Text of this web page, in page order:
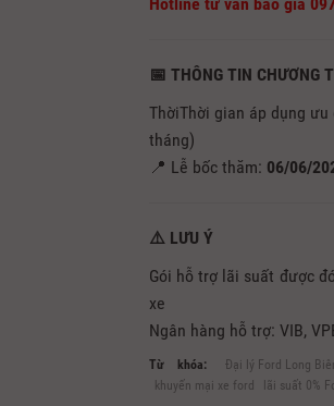
📅 THÔNG TIN CHƯƠNG
ThờiThời gian áp dụng ưu
tháng)
📍 Lễ bốc thăm: 06/06/
⚠️ LƯU Ý
Gói hỗ trợ lãi suất được
xe
Ngân hàng hỗ trợ: VIB,
Từ khóa: Đại lý Ford Long
khuyến mại xe ford
lãi suất 0%